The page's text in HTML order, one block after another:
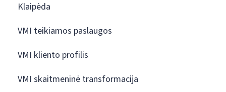
Klaipėda
VMI teikiamos paslaugos
VMI kliento profilis
VMI skaitmeninė transformacija